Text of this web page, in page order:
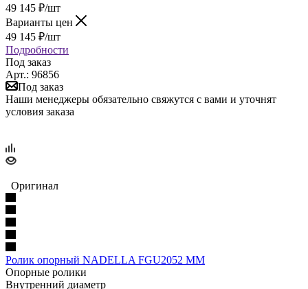
49 145 ₽/шт
Варианты цен
49 145 ₽/шт
Подробности
Под заказ
Арт.: 96856
Под заказ
Наши менеджеры обязательно свяжутся с вами и уточнят
условия заказа
Оригинал
Ролик опорный NADELLA FGU2052 MM
Опорные ролики
Внутренний диаметр